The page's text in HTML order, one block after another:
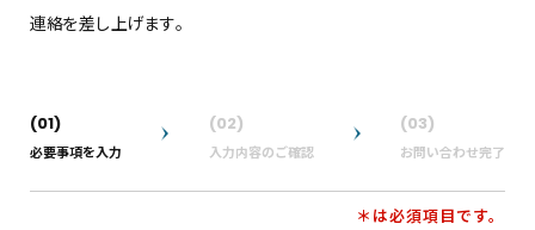
連絡を差し上げます｡
(01)
必要事項を入力
(02)
入力内容のご確認
(03)
お問い合わせ完了
＊は必須項目です。